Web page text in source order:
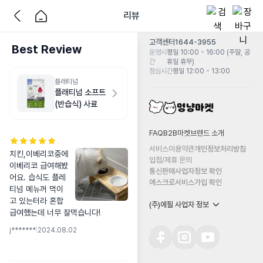
리뷰
Best Review
플래티넘
플래티넘 소프트
(반습식) 사료
치킨,이베리코중에
이베리코 급여해봤
어요. 습식도 플레
티넘 메뉴꺼 먹이
고 있는터라 혼합
급여했는데 너무 잘먹습니다!
j******* 2024.08.02
고객센터1644-3955
운영시
간
평일 10:00 - 16:00 (주말, 공
휴일 휴무)
점심시간평일 12:00 - 13:00
FAQB2B마켓 브랜드 소개
서비스이용약관개인정보처리방침
입점/제휴 문의
통신판매사업자정보 확인
에스크로서비스가입 확인
(주)에필 사업자 정보